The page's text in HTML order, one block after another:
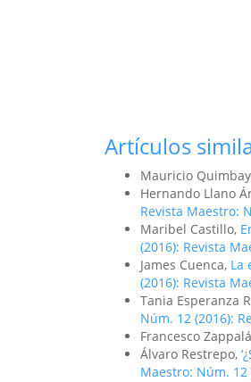
Artículos
Mauricio
Hernando Llano
Revista Maestro:
Maribel Castillo,
(2016): Revista
James Cuenca, La
(2016): Revista
Tania Esperanza
Núm. 12 (2016):
Francesco
Álvaro Restrepo,
Maestro: Núm. 12